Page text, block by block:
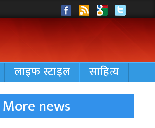
लाइफ स्टाइल साहित्य
More news